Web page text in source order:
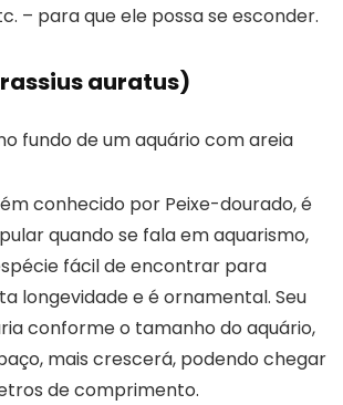
– para que ele possa se esconder.
auratus)
conhecido por Peixe-dourado, é
quando se fala em aquarismo,
fácil de encontrar para
longevidade e é ornamental. Seu
conforme o tamanho do aquário,
mais crescerá, podendo chegar
de comprimento.